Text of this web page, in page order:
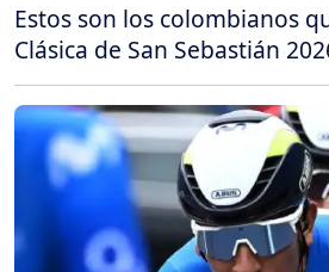
Estos son los colombianos
Clásica de San Sebastián